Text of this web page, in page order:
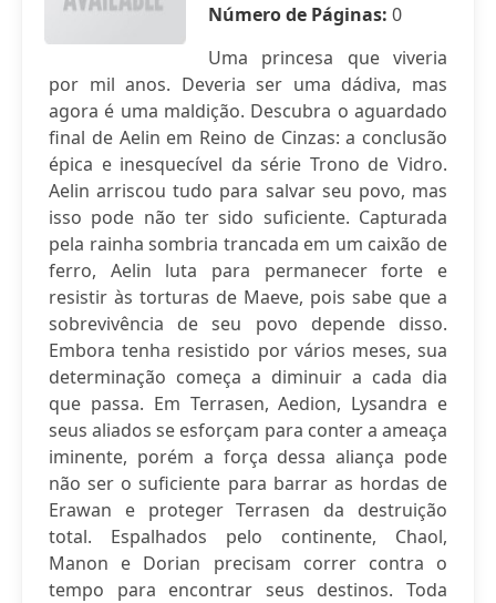
Número de Páginas: 0
Uma princesa que viveria
por mil anos. Deveria ser uma dádiva, mas
agora é uma maldição. Descubra o aguardado
final de Aelin em Reino de Cinzas: a conclusão
épica e inesquecível da série Trono de Vidro.
Aelin arriscou tudo para salvar seu povo, mas
isso pode não ter sido suficiente. Capturada
pela rainha sombria trancada em um caixão de
ferro, Aelin luta para permanecer forte e
resistir às torturas de Maeve, pois sabe que a
sobrevivência de seu povo depende disso.
Embora tenha resistido por vários meses, sua
determinação começa a diminuir a cada dia
que passa. Em Terrasen, Aedion, Lysandra e
seus aliados se esforçam para conter a ameaça
iminente, porém a força dessa aliança pode
não ser o suficiente para barrar as hordas de
Erawan e proteger Terrasen da destruição
total. Espalhados pelo continente, Chaol,
Manon e Dorian precisam correr contra o
tempo para encontrar seus destinos. Toda